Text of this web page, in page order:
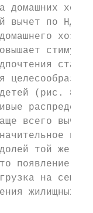
домашних
вычет по НДФЛ.
(рис. 8).
всего
той же
появление
на
жилищных